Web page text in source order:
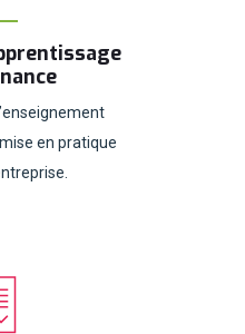
en pratique